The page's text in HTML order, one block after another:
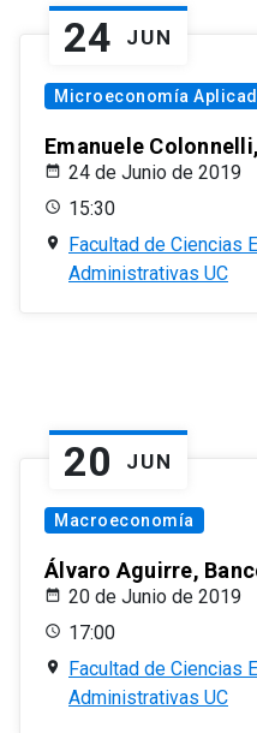
24 JUN
Microeconomía
Emanuele
24 de Junio de 2019
15:30
Facultad de Ciencias
Administrativas UC
20 JUN
Macroeconomía
Álvaro Aguirre,
20 de Junio de 2019
17:00
Facultad de Ciencias
Administrativas UC